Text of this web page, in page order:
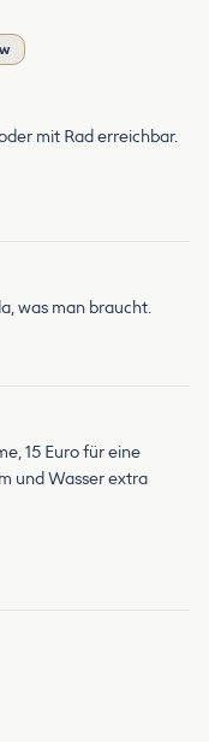
mit Rad erreichbar.
was man braucht.
15 Euro für eine
und Wasser extra